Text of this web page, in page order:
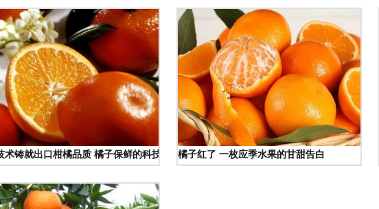
术铸就出口柑橘品质 橘子保鲜的科技奥秘橘子红了 一枚应季水果的甘甜告白